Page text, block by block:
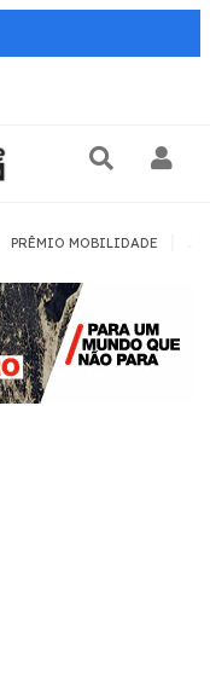
PRÊMIO MOBILIDADE